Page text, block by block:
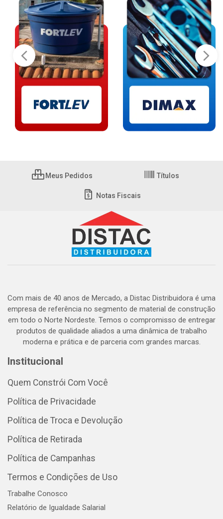
Meus Pedidos Títulos
Notas Fiscais
Com mais de 40 anos de Mercado, a Distac Distribuidora é uma
empresa de referência no segmento de material de construção
em todo o Norte Nordeste. Temos o compromisso de entregar
produtos de qualidade aliados a uma dinâmica de trabalho
moderna e prática e de parceria com grandes marcas.
Institucional
Quem Constrói Com Você
Política de Privacidade
Política de Troca e Devolução
Política de Retirada
Política de Campanhas
Termos e Condições de Uso
Trabalhe Conosco
Relatório de Igualdade Salarial